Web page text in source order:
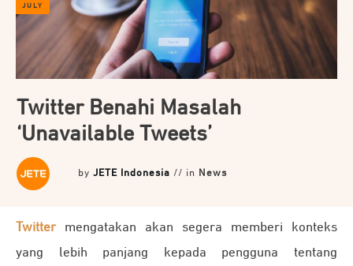
JULY
Twitter Benahi Masalah
‘Unavailable Tweets’
by JETE Indonesia // in News
Twitter
mengatakan akan segera memberi konteks
yang lebih panjang kepada pengguna tentang